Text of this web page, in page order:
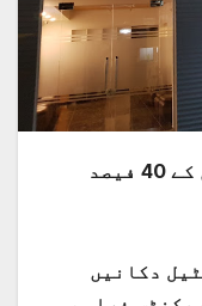
سعودی آرامکو نے گو پاکستان کے 40 فیصد
زائد ریٹیل دکانیں